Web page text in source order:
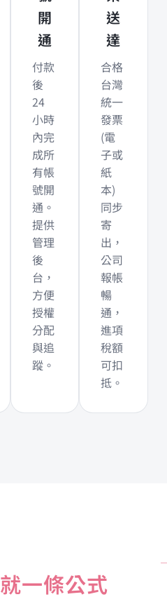
開
通
付款
後
24
小時
內完
成所
有帳
號開
通。
提供
管理
後
台，
方便
授權
分配
與追
蹤。
送
達
合格
台灣
統一
發票
(電
子或
紙
本)
同步
寄
出，
公司
報帳
暢
通，
進項
稅額
可扣
抵。
就一條公式